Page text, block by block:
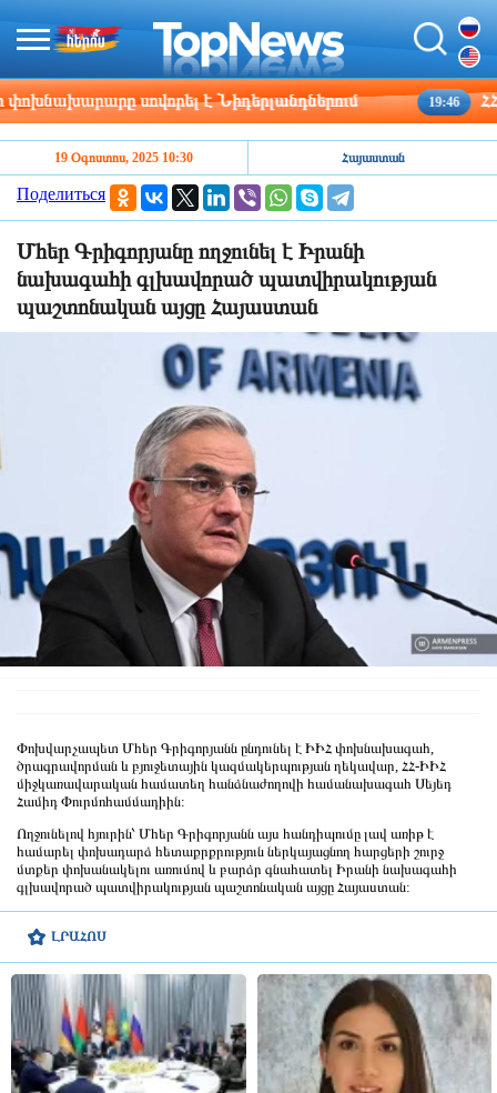
սովորել է Նիդերլանդներում 19:46 ՀՀ
ԼՐԱՀՈՍ
19 Օգոստոս, 2025 10:30 Հայաստան
Поделиться
Մհեր Գրիգորյանը ողջունել է Իրանի
նախագահի գլխավորած պատվիրակության
պաշտոնական այցը Հայաստան
Փոխվարչապետ Մհեր Գրիգորյանն ընդունել է ԻԻՀ փոխնախագահ,
ծրագրավորման և բյուջետային կազմակերպության ղեկավար, ՀՀ-ԻԻՀ
միջկառավարական համատեղ հանձնաժողովի համանախագահ Սեյեդ
Համիդ Փուրմոհամմադիին:
Ողջունելով հյուրին՝ Մհեր Գրիգորյանն այս հանդիպումը լավ առիթ է
համարել փոխադարձ հետաքրքրություն ներկայացնող հարցերի շուրջ
մտքեր փոխանակելու առումով և բարձր գնահատել Իրանի նախագահի
գլխավորած պատվիրակության պաշտոնական այցը Հայաստան: